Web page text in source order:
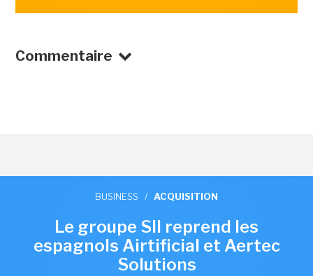
Commentaire
BUSINESS / ACQUISITION
Le groupe SII reprend les
espagnols Airtificial et Aertec
Solutions